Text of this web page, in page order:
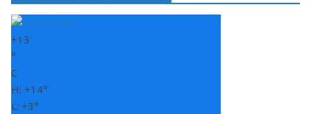
+13
°
C
H: +14°
L: +3°